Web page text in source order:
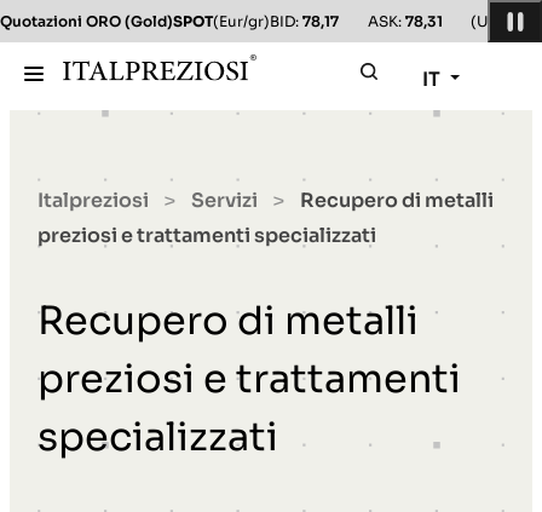
Quotazioni ORO (Gold)SPOT(Eur/gr)BID: 78,17 ASK: 78,31 (Usd/oz)
IT
Italpreziosi > Servizi >
Recupero di metalli
preziosi e trattamenti specializzati
Recupero di metalli
preziosi e trattamenti
specializzati